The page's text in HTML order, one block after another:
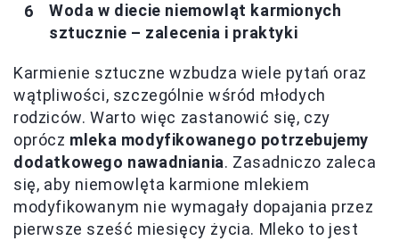
Woda w diecie niemowląt karmionych
sztucznie – zalecenia i praktyki
Karmienie sztuczne wzbudza wiele pytań oraz
wątpliwości, szczególnie wśród młodych
rodziców. Warto więc zastanowić się, czy
oprócz mleka modyfikowanego potrzebujemy
dodatkowego nawadniania. Zasadniczo zaleca
się, aby niemowlęta karmione mlekiem
modyfikowanym nie wymagały dopajania przez
pierwsze sześć miesięcy życia. Mleko to jest